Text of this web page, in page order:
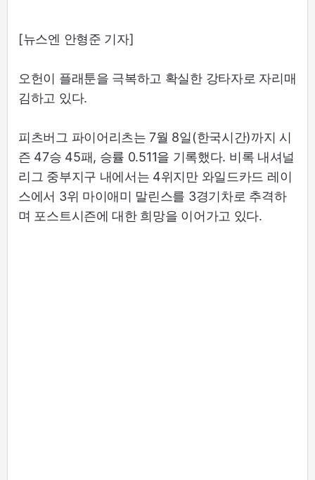
[뉴스엔 안형준 기자]
오헌이 플래툰을 극복하고 확실한 강타자로 자리매
김하고 있다.
피츠버그 파이어리츠는 7월 8일(한국시간)까지 시
즌 47승 45패, 승률 0.511을 기록했다. 비록 내셔널
리그 중부지구 내에서는 4위지만 와일드카드 레이
스에서 3위 마이애미 말린스를 3경기차로 추격하
며 포스트시즌에 대한 희망을 이어가고 있다.